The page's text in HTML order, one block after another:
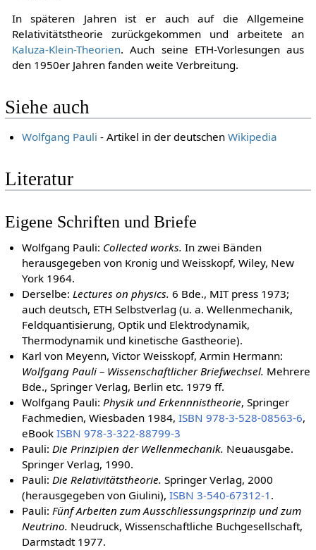
In späteren Jahren ist er auch auf die Allgemeine
Relativitätstheorie zurückgekommen und arbeitete an
Kaluza-Klein-Theorien. Auch seine ETH-Vorlesungen aus
den 1950er Jahren fanden weite Verbreitung.
Siehe auch
Wolfgang Pauli - Artikel in der deutschenWikipedia
Literatur
Eigene Schriften und Briefe
Wolfgang Pauli: Collected works. In zwei Bänden
herausgegeben von Kronig und Weisskopf, Wiley, New
York 1964.
Derselbe:Lectures on physics. 6 Bde., MIT press 1973;
auch deutsch, ETH Selbstverlag (u. a. Wellenmechanik,
Feldquantisierung, Optik und Elektrodynamik,
Thermodynamik und kinetische Gastheorie).
Karl von Meyenn, Victor Weisskopf, Armin Hermann:
Wolfgang Pauli – Wissenschaftlicher Briefwechsel. Mehrere
Bde., Springer Verlag, Berlin etc. 1979 ff.
Wolfgang Pauli:Physik und Erkennnistheorie, Springer
Fachmedien, Wiesbaden 1984,ISBN 978-3-528-08563-6,
eBookISBN 978-3-322-88799-3
Pauli:Die Prinzipien der Wellenmechanik. Neuausgabe.
Springer Verlag, 1990.
Pauli:Die Relativitätstheorie. Springer Verlag, 2000
(herausgegeben von Giulini),ISBN 3-540-67312-1 .
Pauli:Fünf Arbeiten zum Ausschliessungsprinzip und zum
Neutrino. Neudruck, Wissenschaftliche Buchgesellschaft,
Darmstadt 1977.